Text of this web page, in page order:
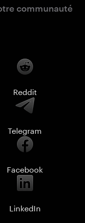
communauté
Reddit
Telegram
Facebook
LinkedIn